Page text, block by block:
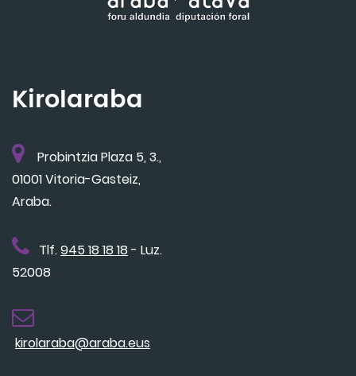
Kirolaraba
Probintzia Plaza 5, 3.,
01001 Vitoria-Gasteiz,
Araba.
Tlf.945 18 18 18 - Luz.
52008
kirolaraba@araba.eus